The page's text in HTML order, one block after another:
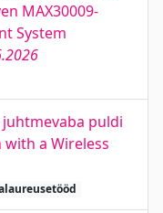
MAX30009-
System
puldi
a Wireless